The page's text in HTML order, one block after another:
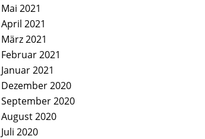
Mai 2021
April 2021
März 2021
Februar 2021
Januar 2021
Dezember 2020
September 2020
August 2020
Juli 2020